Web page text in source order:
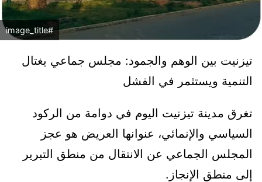
#image_title
تيزنيت بين الوهم والجمود: مجلس جماعي يغتال
التنمية ويستثمر في الفشل
تغرق مدينة تيزنيت اليوم في دوامة من الركود
السياسي والإنمائي، عنوانها العريض هو عجز
المجلس الجماعي عن الانتقال من منطق التبرير
إلى منطق الإنجاز.